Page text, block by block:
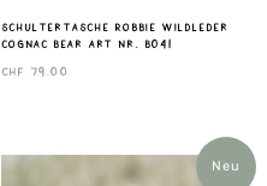
Schultertasche Robbie wildleder
cognac Bear art nr. B041
CHF 79.00
Neu